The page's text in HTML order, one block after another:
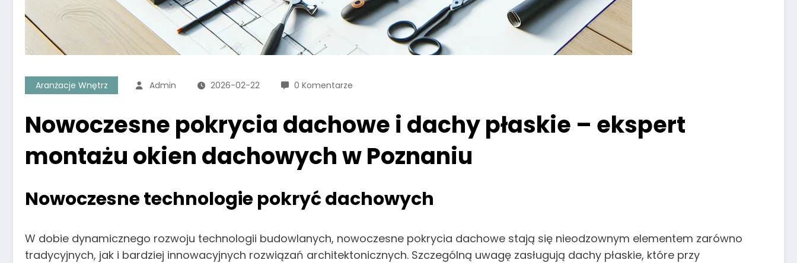
Aranżacje Wnętrz Admin 2026-02-22 0 Komentarze
Nowoczesne pokrycia dachowe i dachy płaskie – ekspert
montażu okien dachowych w Poznaniu
Nowoczesne technologie pokryć dachowych
W dobie dynamicznego rozwoju technologii budowlanych, nowoczesne pokrycia dachowe stają się nieodzownym elementem zarówno
tradycyjnych, jak i bardziej innowacyjnych rozwiązań architektonicznych. Szczególną uwagę zasługują dachy płaskie, które przy